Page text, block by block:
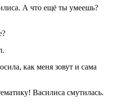
А что ещё ты умеешь?
как меня зовут и сама
Василиса смутилась.